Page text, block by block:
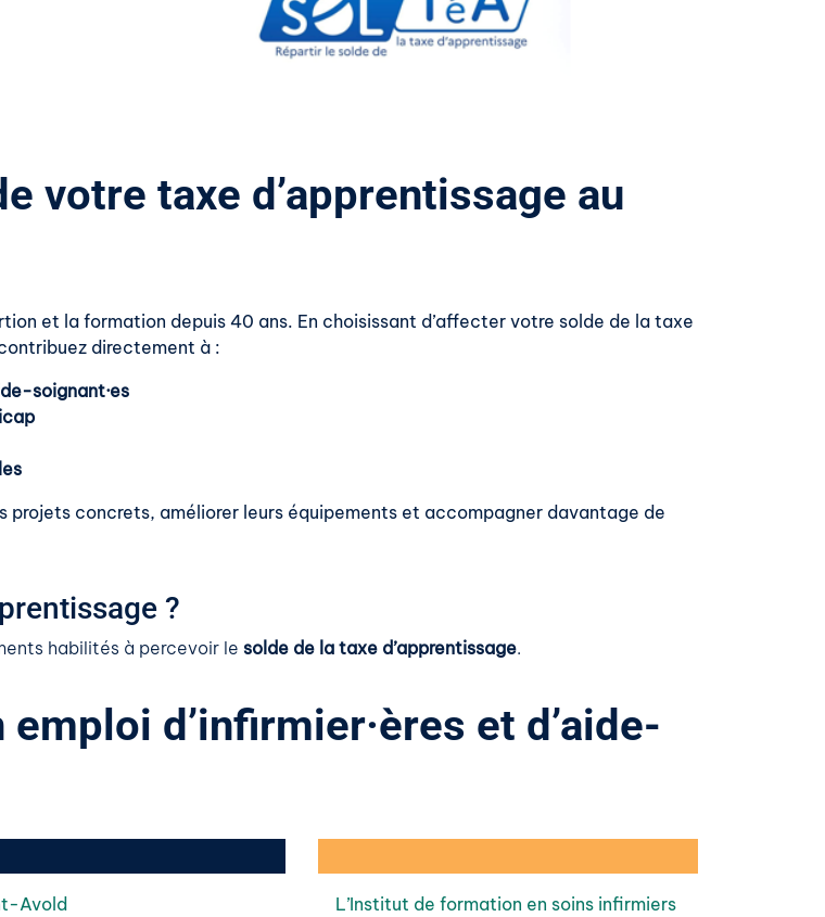
votre taxe d’apprentissage au
et la formation depuis 40 ans. En choisissant d’affecter votre solde de la taxe
directement à :
soignant·es
concrets, améliorer leurs équipements et accompagner davantage de
?
habilités à percevoir le solde de la taxe d’apprentissage.
d’infirmier·ères et d’aide-
Avold
L’Institut de formation en soins infirmiers